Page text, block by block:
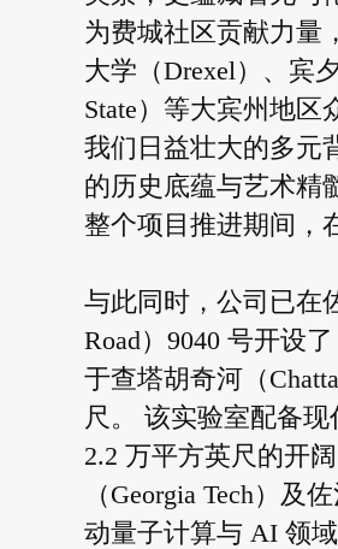
为费城社区贡献力量
大学（Drexel）、宾
State）等大宾州地
我们日益壮大的多元
的历史底蕴与艺术精
整个项目推进期间，
与此同时，公司已在
Road）9040 号开设
于查塔胡奇河（
尺。 该实验室配备
2.2 万平方英尺的开
（Georgia Tech）及
动量子计算与 AI 领